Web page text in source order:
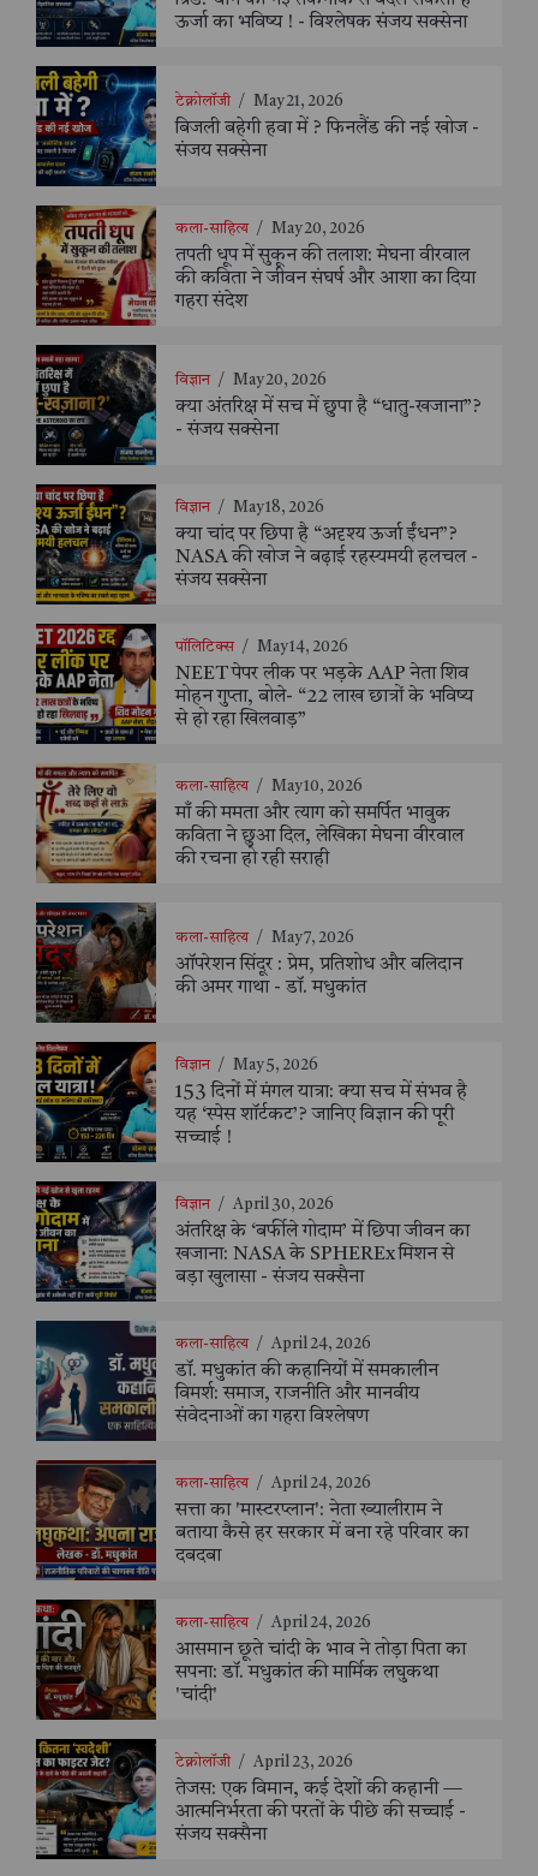
ऊर्जा का भविष्य ! - विश्लेषक संजय सक्सेना
टेक्नोलॉजी / May 21, 2026
बिजली बहेगी हवा में ? फिनलैंड की नई खोज -
संजय सक्सेना
कला-साहित्य / May 20, 2026
तपती धूप में सुकून की तलाश: मेघना वीरवाल
की कविता ने जीवन संघर्ष और आशा का दिया
गहरा संदेश
विज्ञान / May 20, 2026
क्या अंतरिक्ष में सच में छुपा है “धातु-खजाना”?
- संजय सक्सेना
विज्ञान / May 18, 2026
क्या चांद पर छिपा है “अदृश्य ऊर्जा ईंधन”?
NASA की खोज ने बढ़ाई रहस्यमयी हलचल -
संजय सक्सेना
पॉलिटिक्स / May 14, 2026
NEET पेपर लीक पर भड़के AAP नेता शिव
मोहन गुप्ता, बोले- “22 लाख छात्रों के भविष्य
से हो रहा खिलवाड़”
कला-साहित्य / May 10, 2026
माँ की ममता और त्याग को समर्पित भावुक
कविता ने छुआ दिल, लेखिका मेघना वीरवाल
की रचना हो रही सराही
कला-साहित्य / May 7, 2026
ऑपरेशन सिंदूर : प्रेम, प्रतिशोध और बलिदान
की अमर गाथा - डॉ. मधुकांत
विज्ञान / May 5, 2026
153 दिनों में मंगल यात्रा: क्या सच में संभव है
यह ‘स्पेस शॉर्टकट’? जानिए विज्ञान की पूरी
सच्चाई !
विज्ञान / April 30, 2026
अंतरिक्ष के ‘बर्फीले गोदाम’ में छिपा जीवन का
खजाना: NASA के SPHEREx मिशन से
बड़ा खुलासा - संजय सक्सैना
कला-साहित्य / April 24, 2026
डॉ. मधुकांत की कहानियों में समकालीन
विमर्श: समाज, राजनीति और मानवीय
संवेदनाओं का गहरा विश्लेषण
कला-साहित्य / April 24, 2026
सत्ता का 'मास्टरप्लान': नेता ख्यालीराम ने
बताया कैसे हर सरकार में बना रहे परिवार का
दबदबा
कला-साहित्य / April 24, 2026
आसमान छूते चांदी के भाव ने तोड़ा पिता का
सपना: डॉ. मधुकांत की मार्मिक लघुकथा
'चांदी'
टेक्नोलॉजी / April 23, 2026
तेजस: एक विमान, कई देशों की कहानी —
आत्मनिर्भरता की परतों के पीछे की सच्चाई -
संजय सक्सैना